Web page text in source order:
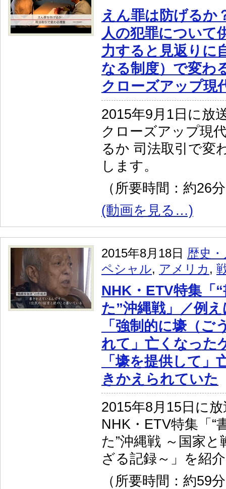
えん罪は防げるか
人の犯罪について
力すると見返りに
なる制度）で変わ
クローズアップ現
2015年9月1日に放
クローズアップ現
るか 司法取引で変
します。
（所要時間：約26
(動画を見る…)
2015年8月18日 歴史
ペシャル, アメリカ ,
NHK・ETV特集「
た”沖縄戦」／例
「強制的に壕（ご
れて」亡くなった
「壕を提供して」
きかえられていた
2015年8月15日に
NHK・ETV特集「“
た”沖縄戦 ～国家
ざる記録～」を紹
（所要時間：約59